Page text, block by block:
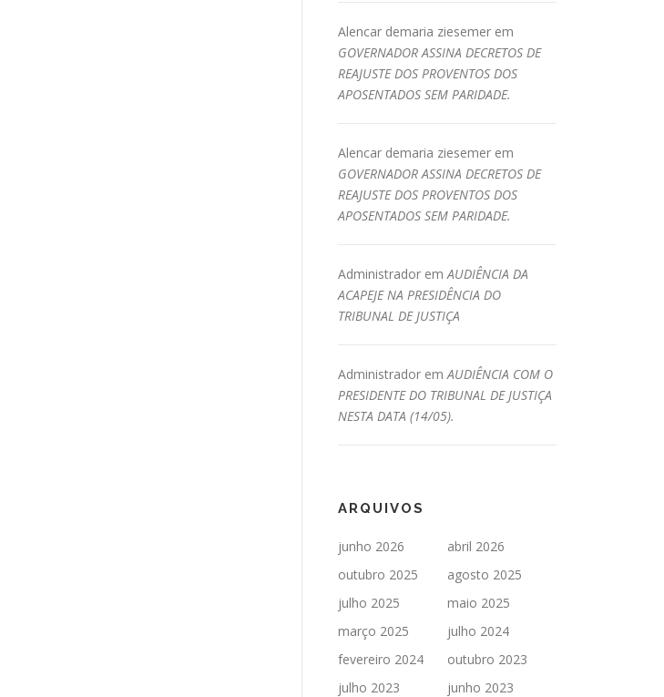
Alencar demaria ziesemer em
GOVERNADOR ASSINA DECRETOS DE
REAJUSTE DOS PROVENTOS DOS
APOSENTADOS SEM PARIDADE.
Alencar demaria ziesemer em
GOVERNADOR ASSINA DECRETOS DE
REAJUSTE DOS PROVENTOS DOS
APOSENTADOS SEM PARIDADE.
Administrador emAUDIÊNCIA DA
ACAPEJE NA PRESIDÊNCIA DO
TRIBUNAL DE JUSTIÇA
Administrador emAUDIÊNCIA COM O
PRESIDENTE DO TRIBUNAL DE JUSTIÇA
NESTA DATA (14/05).
ARQUIVOS
junho 2026
abril 2026
outubro 2025
agosto 2025
julho 2025
maio 2025
março 2025
julho 2024
fevereiro 2024
outubro 2023
julho 2023
junho 2023